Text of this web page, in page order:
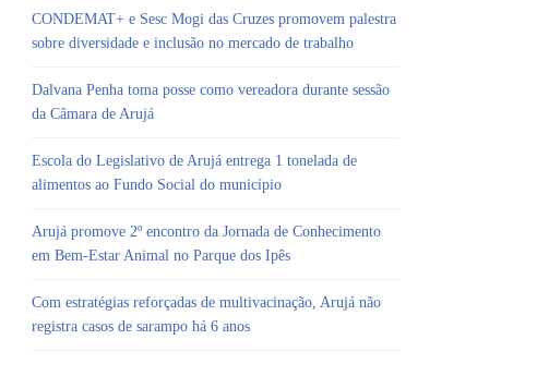
CONDEMAT+ e Sesc Mogi das Cruzes promovem palestra
sobre diversidade e inclusão no mercado de trabalho
Dalvana Penha toma posse como vereadora durante sessão
da Câmara de Arujá
Escola do Legislativo de Arujá entrega 1 tonelada de
alimentos ao Fundo Social do município
Arujá promove 2º encontro da Jornada de Conhecimento
em Bem-Estar Animal no Parque dos Ipês
Com estratégias reforçadas de multivacinação, Arujá não
registra casos de sarampo há 6 anos